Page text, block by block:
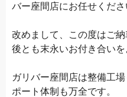
バー座間店にお任せくださ
改めまして、この度はご
後とも末永いお付き合い
ガリバー座間店は整備工
ポート体制も万全です。